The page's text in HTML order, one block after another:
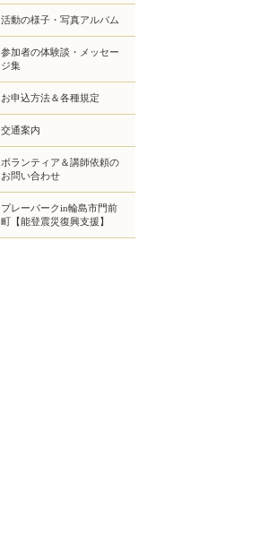
活動の様子・写真アルバム
参加者の体験談・メッセー
ジ集
お申込方法＆各種規定
交通案内
ボランティア＆講師依頼の
お問い合わせ
プレーパークin輪島市門前
町【能登震災復興支援】